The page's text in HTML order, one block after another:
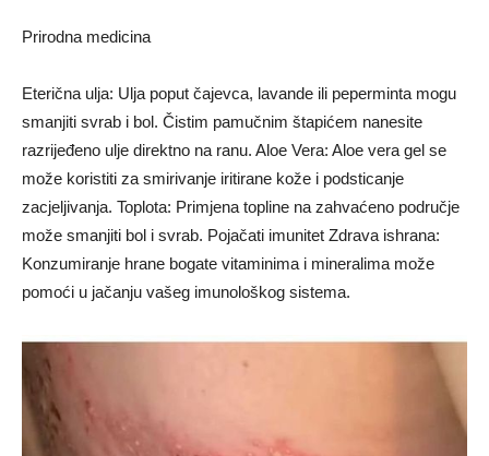
Prirodna medicina
Eterična ulja: Ulja poput čajevca, lavande ili peperminta mogu
smanjiti svrab i bol. Čistim pamučnim štapićem nanesite
razrijeđeno ulje direktno na ranu. Aloe Vera: Aloe vera gel se
može koristiti za smirivanje iritirane kože i podsticanje
zacjeljivanja. Toplota: Primjena topline na zahvaćeno područje
može smanjiti bol i svrab. Pojačati imunitet Zdrava ishrana:
Konzumiranje hrane bogate vitaminima i mineralima može
pomoći u jačanju vašeg imunološkog sistema.